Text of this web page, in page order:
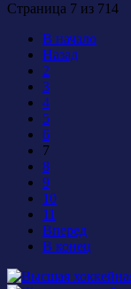
Страница 7 из 714
В начало
Назад
2
3
4
5
6
7
8
9
10
11
Вперед
В конец